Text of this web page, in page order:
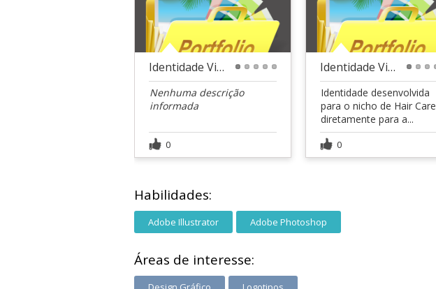
Identidade Visual | Carol Negrini Design
Nenhuma descrição
informada
0
Identidade Visual | Lumäre
Identidade desenvolvida
para o nicho de Hair Care
diretamente para a...
0
Habilidades:
Adobe Illustrator Adobe Photoshop
Áreas de interesse: